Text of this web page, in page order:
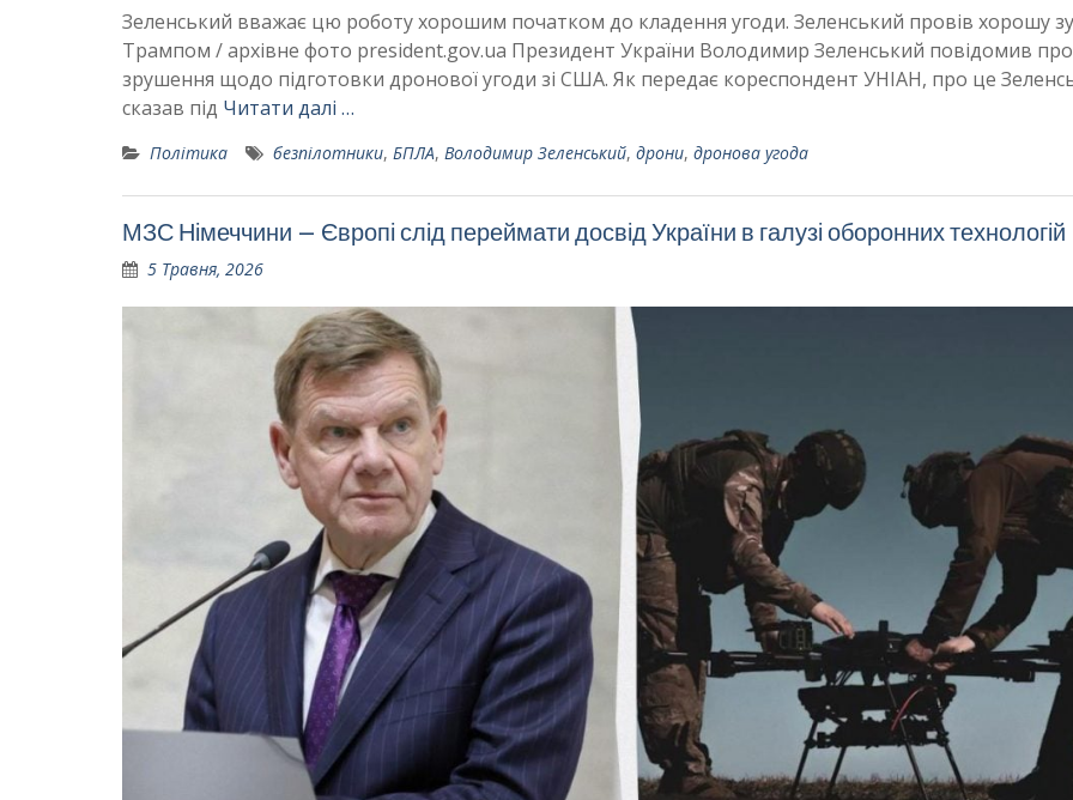
Зеленський вважає цю роботу хорошим початком до кладення угоди. Зеленський провів хорошу
Трампом / архівне фото president.gov.ua Президент України Володимир Зеленський повідомив про
зрушення щодо підготовки дронової угоди зі США. Як передає кореспондент УНІАН, про це
сказав під Читати далі …
Політика безпілотники, БПЛА, Володимир Зеленський, дрони, дронова угода
МЗС Німеччини – Європі слід переймати досвід України в галузі оборонних технологій
5 Травня, 2026